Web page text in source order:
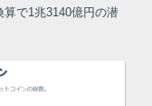
で1兆3140億円の潜